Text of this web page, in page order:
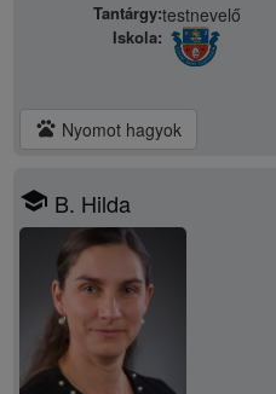
Tantárgy:testnevelő
Iskola:
pets Nyomot hagyok
school B. Hilda